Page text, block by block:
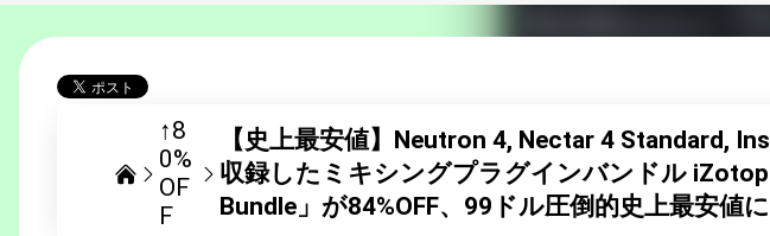
↑8
0%
OF
F
【史上最安値】Neutron 4, Nectar 4 Standard,
収録したミキシングプラグインバンドル
Bundle」が84%OFF、99ドル圧倒的史上最安値に